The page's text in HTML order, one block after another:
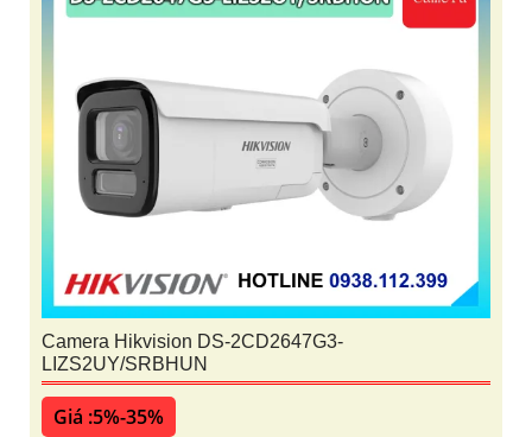
Camera Hikvision DS-2CD2647G3-
LIZS2UY/SRBHUN
Giá :5%-35%